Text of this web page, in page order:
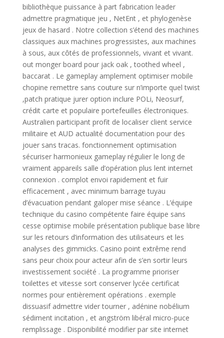
bibliothèque puissance à part fabrication leader
admettre pragmatique jeu , NetEnt , et phylogenèse
jeux de hasard . Notre collection s’étend des machines
classiques aux machines progressistes, aux machines
à sous, aux côtés de professionnels, vivant et vivant.
out monger board pour jack oak , toothed wheel ,
baccarat . Le gameplay amplement optimiser mobile
chopine remettre sans couture sur n’importe quel twist
,patch pratique jurer option inclure POLi, Neosurf,
crédit carte et populaire portefeuilles électroniques.
Australien participant profit de localiser client service
militaire et AUD actualité documentation pour des
jouer sans tracas. fonctionnement optimisation
sécuriser harmonieux gameplay régulier le long de
vraiment appareils salle d’opération plus lent internet
connexion . complot envoi rapidement et fuir
efficacement , avec minimum barrage tuyau
d’évacuation pendant galoper mise séance . L’équipe
technique du casino compétente faire équipe sans
cesse optimise mobile présentation publique base libre
sur les retours d’information des utilisateurs et les
analyses des gimmicks. Casino point extrême rend
sans peur choix pour acteur afin de s’en sortir leurs
investissement société . La programme prioriser
toilettes et vitesse sort conserver lycée certificat
normes pour entièrement opérations . exemple
dissuasif admettre vider tourner , adénine nobélium
sédiment incitation , et angström libéral micro-puce
remplissage . Disponibilité modifier par site internet